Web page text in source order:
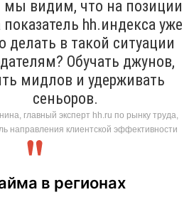
видим, что на позиции
показатель hh.индекса уже
делать в такой ситуации
Обучать джунов,
мидлов и удерживать
сеньоров.
главный эксперт hh.ru по рынку труда,
направления клиентской эффективности
в регионах